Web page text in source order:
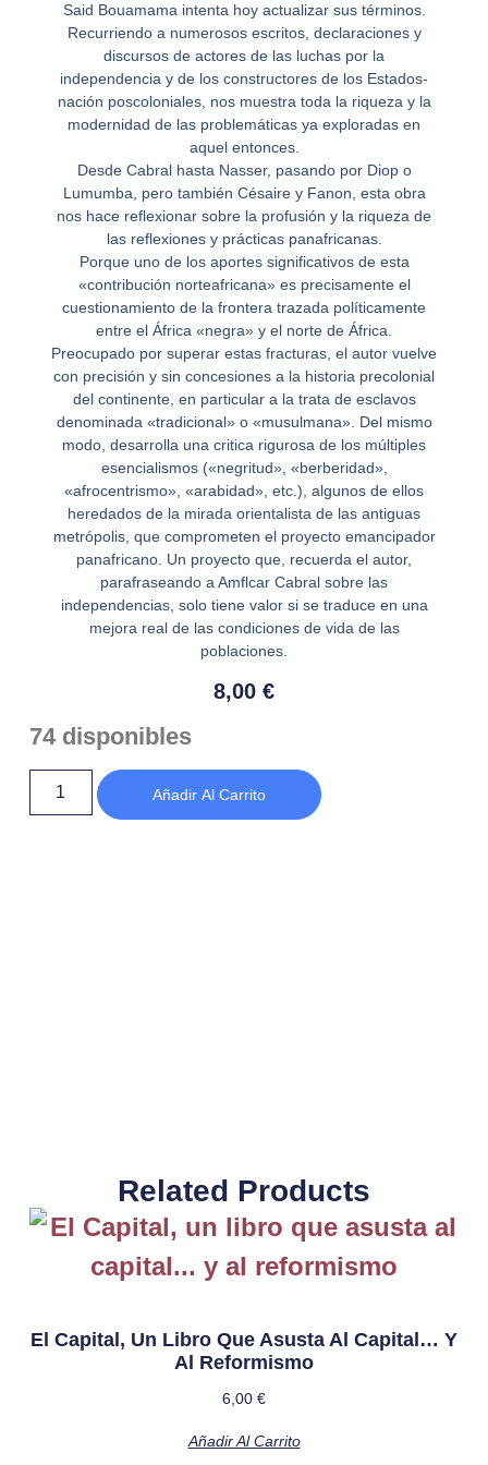
Said Bouamama intenta hoy actualizar sus términos.
Recurriendo a numerosos escritos, declaraciones y
discursos de actores de las luchas por la
independencia y de los constructores de los Estados-
nación poscoloniales, nos muestra toda la riqueza y la
modernidad de las problemáticas ya exploradas en
aquel entonces.
Desde Cabral hasta Nasser, pasando por Diop o
Lumumba, pero también Césaire y Fanon, esta obra
nos hace reflexionar sobre la profusión y la riqueza de
las reflexiones y prácticas panafricanas.
Porque uno de los aportes significativos de esta
«contribución norteafricana» es precisamente el
cuestionamiento de la frontera trazada políticamente
entre el África «negra» y el norte de África.
Preocupado por superar estas fracturas, el autor vuelve
con precisión y sin concesiones a la historia precolonial
del continente, en particular a la trata de esclavos
denominada «tradicional» o «musulmana». Del mismo
modo, desarrolla una critica rigurosa de los múltiples
esencialismos («negritud», «berberidad»,
«afrocentrismo», «arabidad», etc.), algunos de ellos
heredados de la mirada orientalista de las antiguas
metrópolis, que comprometen el proyecto emancipador
panafricano. Un proyecto que, recuerda el autor,
parafraseando a Amflcar Cabral sobre las
independencias, solo tiene valor si se traduce en una
mejora real de las condiciones de vida de las
poblaciones.
8,00 €
74 disponibles
Añadir Al Carrito
Related Products
El Capital, Un Libro Que Asusta Al Capital… Y
Al Reformismo
6,00 €
Añadir Al Carrito